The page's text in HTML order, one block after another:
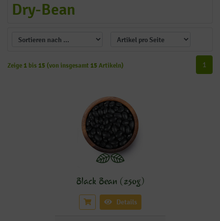
Dry-Bean
Zeige 1 bis 15 (von insgesamt 15 Artikeln) 1
Black Bean (250g)
Details